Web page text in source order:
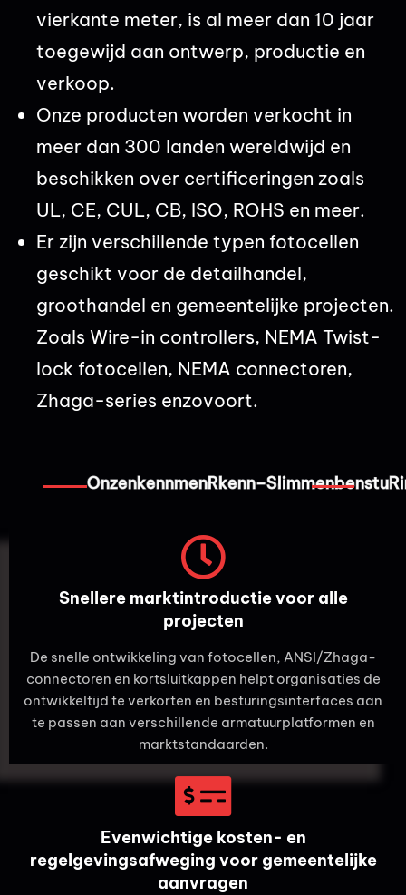
vierkante meter, is al meer dan 10 jaar
toegewijd aan ontwerp, productie en
verkoop.
Onze producten worden verkocht in
meer dan 300 landen wereldwijd en
beschikken over certificeringen zoals
UL, CE, CUL, CB, ISO, ROHS en meer.
Er zijn verschillende typen fotocellen
geschikt voor de detailhandel,
groothandel en gemeentelijke projecten.
Zoals Wire-in controllers, NEMA Twist-
lock fotocellen, NEMA connectoren,
Zhaga-series enzovoort.
OnzenkennmenRkenn–Sl mmenbenstuRi
Snellere marktintroductie voor alle
projecten
De snelle ontwikkeling van fotocellen, ANSI/Zhaga-
connectoren en kortsluitkappen helpt organisaties de
ontwikkeltijd te verkorten en besturingsinterfaces aan
te passen aan verschillende armatuurplatformen en
marktstandaarden.
Evenwichtige kosten- en
regelgevingsafweging voor gemeentelijke
aanvragen